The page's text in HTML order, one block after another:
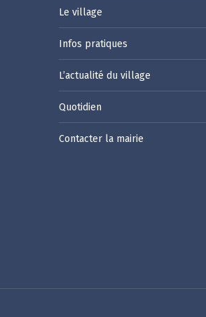
Le village
Infos pratiques
L’actualité du village
Quotidien
Contacter la mairie